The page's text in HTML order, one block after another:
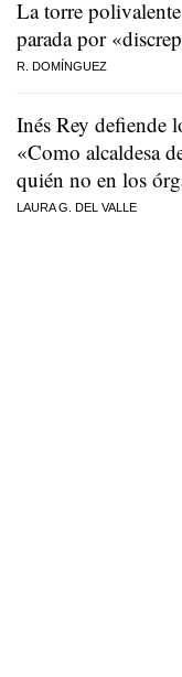
La torre
parada por
R. DOMÍNGUEZ
Inés Rey defiende
«Como alcaldesa
quién no en los
LAURA G. DEL VALLE